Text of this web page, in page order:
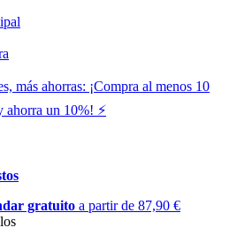
más ahorras: ¡Compra al menos 10
ahorra un 10%! ⚡️
gratuito a partir de 87,90 €